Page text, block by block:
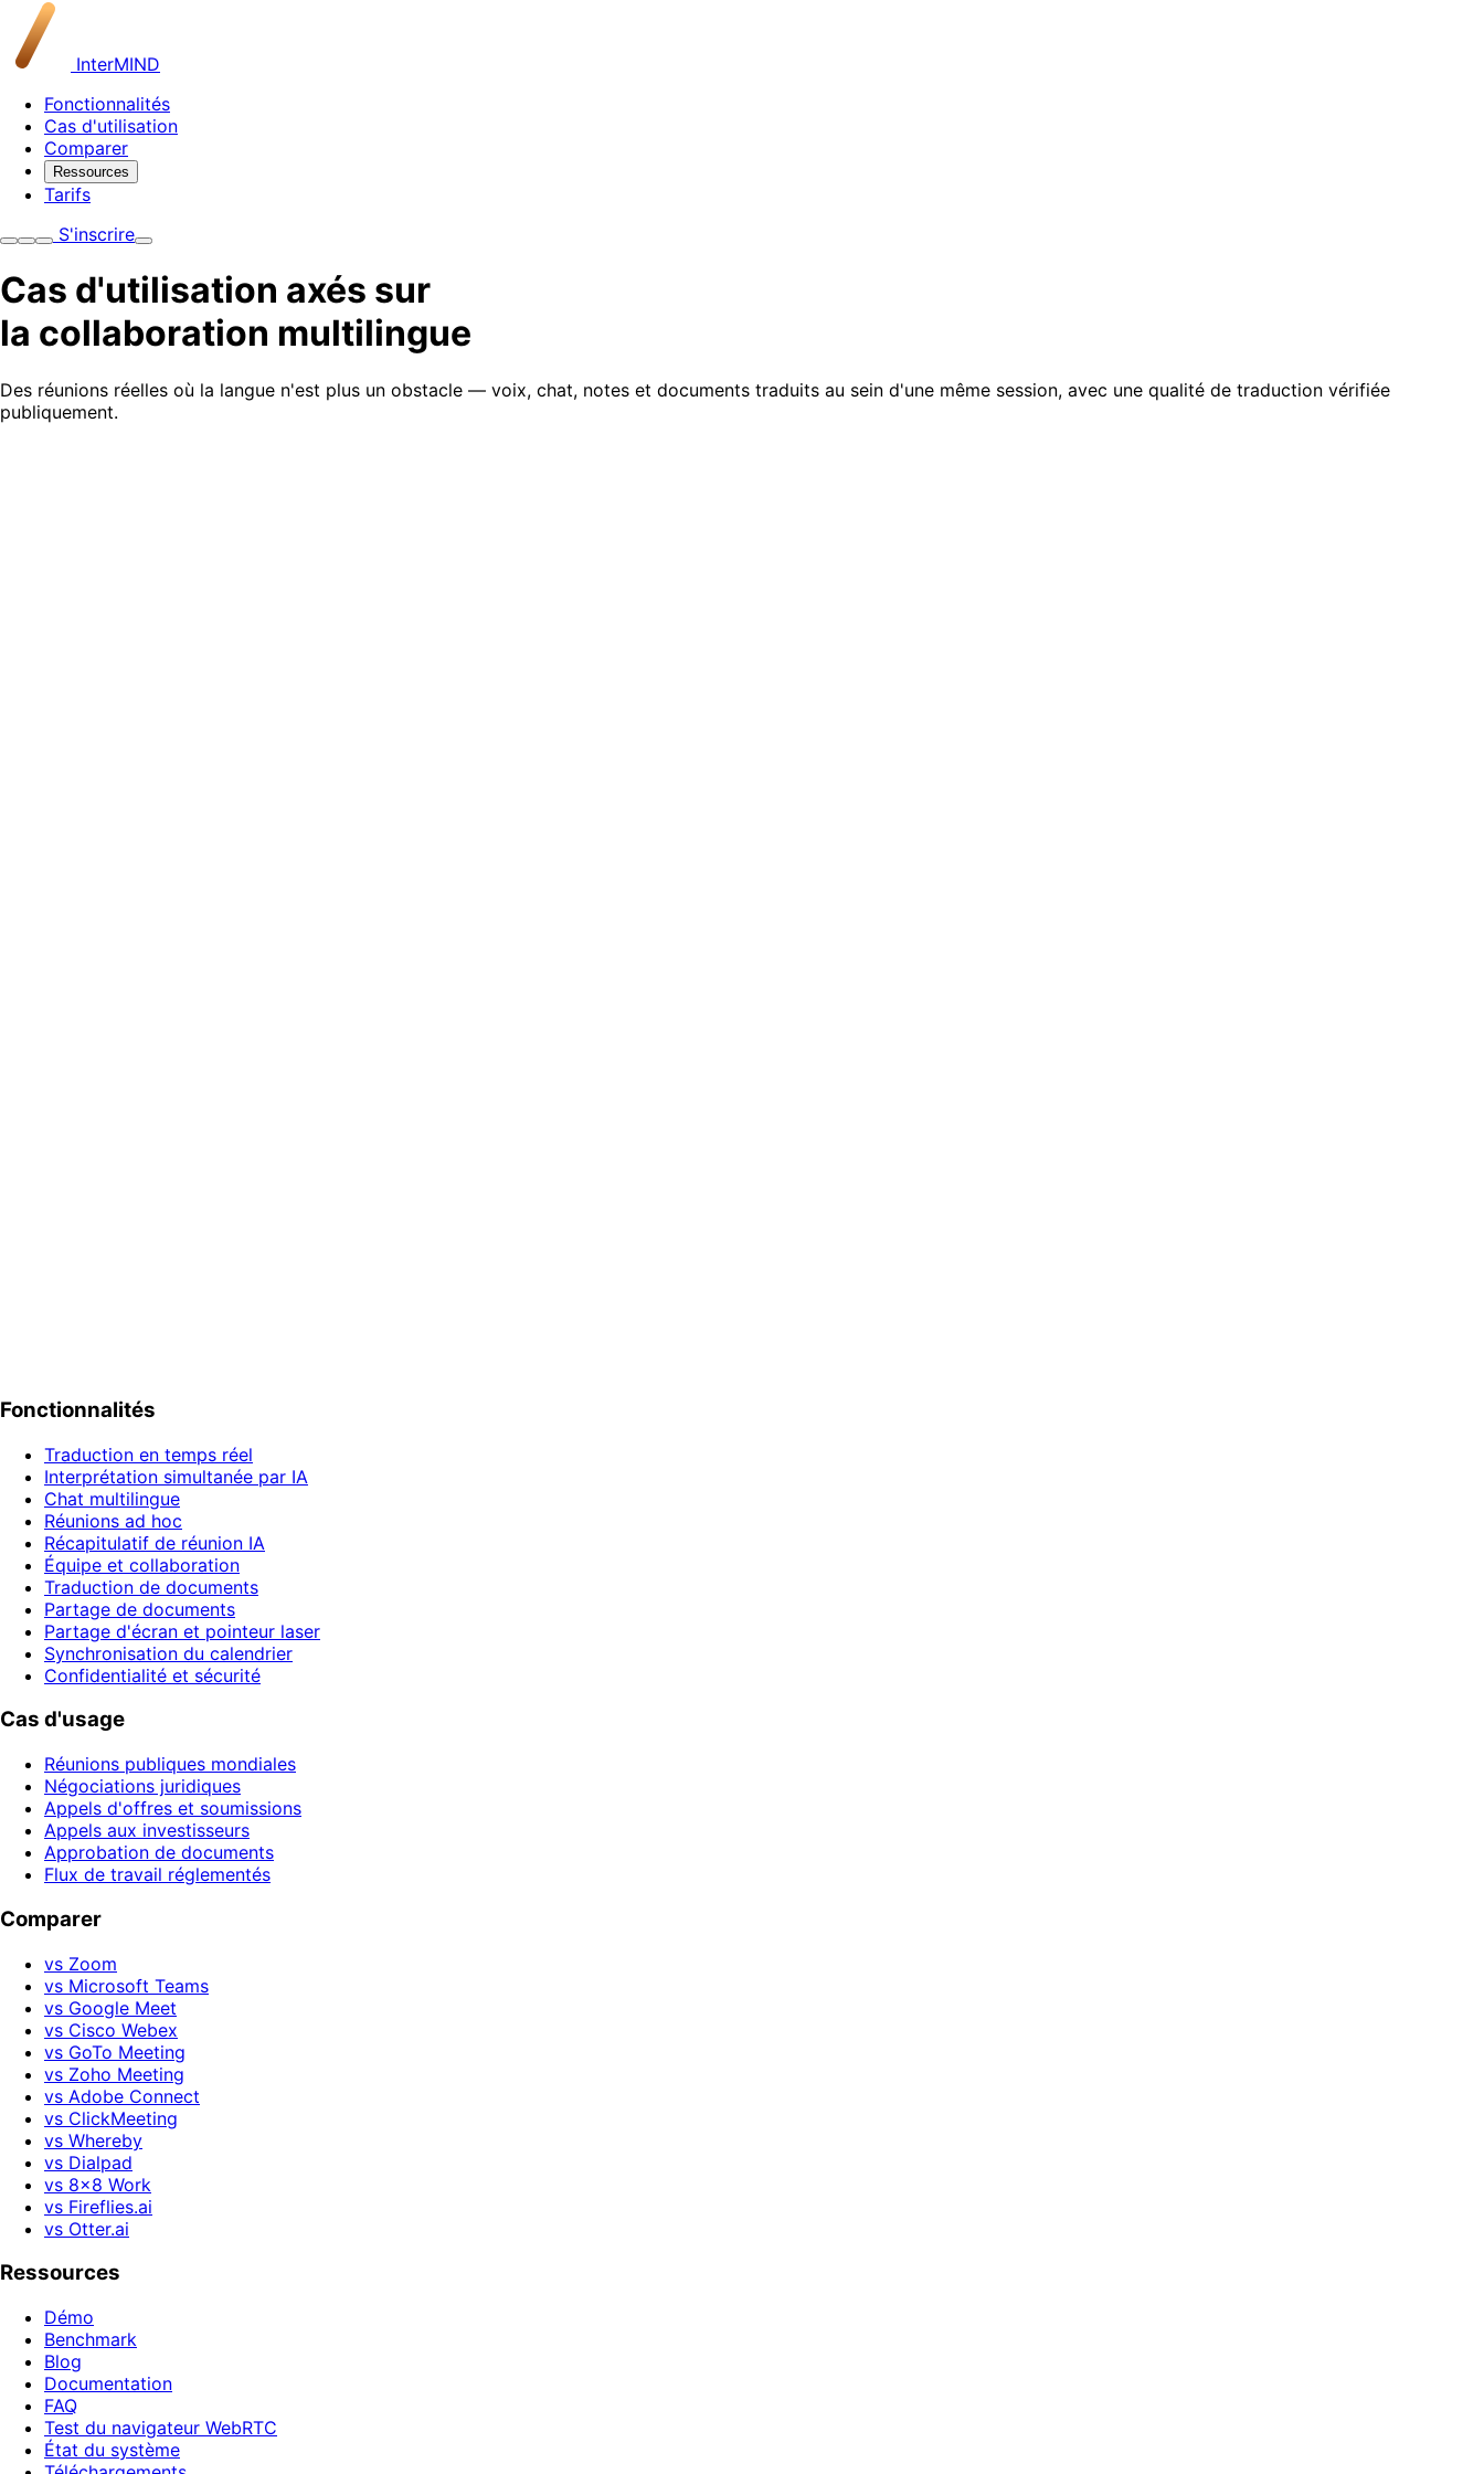
InterMIND
Fonctionnalités
Cas d'utilisation
Comparer
Ressources
Tarifs
S'inscrire
Cas d'utilisation axés sur
la collaboration multilingue
Des réunions réelles où la langue n'est plus un obstacle — voix, chat, notes et documents traduits au sein d'une même session, avec une qualité de traduction vérifiée
publiquement.
Fonctionnalités
Traduction en temps réel
Interprétation simultanée par IA
Chat multilingue
Réunions ad hoc
Récapitulatif de réunion IA
Équipe et collaboration
Traduction de documents
Partage de documents
Partage d'écran et pointeur laser
Synchronisation du calendrier
Confidentialité et sécurité
Cas d'usage
Réunions publiques mondiales
Négociations juridiques
Appels d'offres et soumissions
Appels aux investisseurs
Approbation de documents
Flux de travail réglementés
Comparer
vs Zoom
vs Microsoft Teams
vs Google Meet
vs Cisco Webex
vs GoTo Meeting
vs Zoho Meeting
vs Adobe Connect
vs ClickMeeting
vs Whereby
vs Dialpad
vs 8x8 Work
vs Fireflies.ai
vs Otter.ai
Ressources
Démo
Benchmark
Blog
Documentation
FAQ
Test du navigateur WebRTC
État du système